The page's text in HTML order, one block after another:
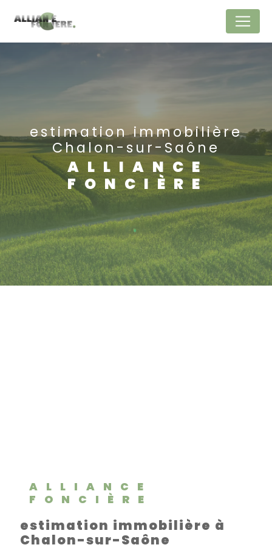
estimation immobilière
Chalon-sur-Saône
ALLIANCE
FONCIÈRE
ALLIANCE
FONCIÈRE
estimation immobilière à
Chalon-sur-Saône